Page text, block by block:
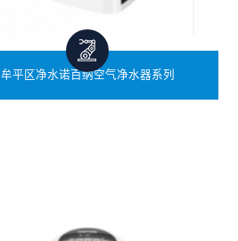
牟平区净水诺百纳空气净水器系列